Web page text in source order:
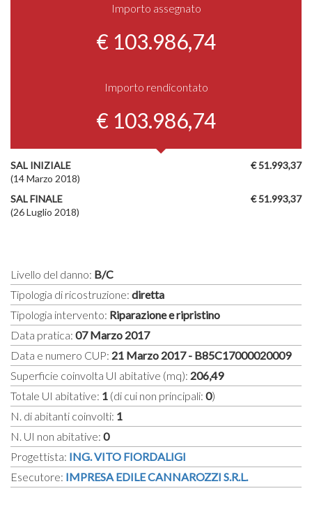
Importo assegnato
€ 103.986,74
Importo rendicontato
€ 103.986,74
€ 51.993,37
SAL INIZIALE
(14 Marzo 2018)
€ 51.993,37
SAL FINALE
(26 Luglio 2018)
Livello del danno: B/C
Tipologia di ricostruzione: diretta
Tipologia intervento: Riparazione e ripristino
Data pratica: 07 Marzo 2017
Data e numero CUP: 21 Marzo 2017 - B85C17000020009
Superficie coinvolta UI abitative (mq): 206,49
Totale UI abitative: 1 (di cui non principali: 0)
N. di abitanti coinvolti: 1
N. UI non abitative: 0
Progettista: ING. VITO FIORDALIGI
Esecutore: IMPRESA EDILE CANNAROZZI S.R.L.